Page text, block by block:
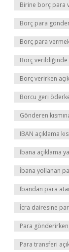
Birine borç para
Borç para
Borç para
Borç verildiğinde
Borç verirken
Borcu geri
Gönderen
IBAN açıklama
İbana açıklama
İbana yollanan
İbandan para
İcra dairesine
Para gönderirken
Para transferi